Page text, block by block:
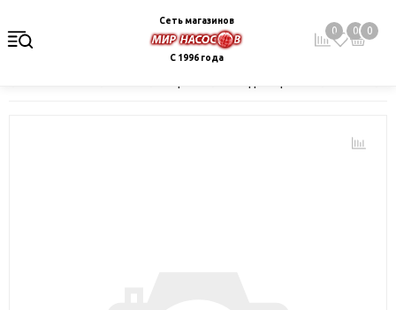
Сеть магазинов
С 1996 года
0 0 0